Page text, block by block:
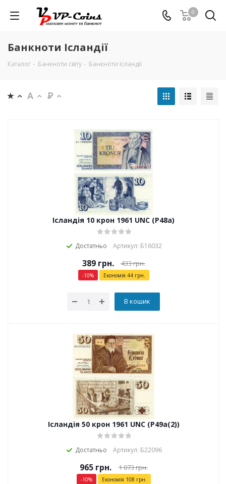
0
Банкноти Ісландії
Каталог - Банкноти світу - Банкноти Ісландії
Ісландія 10 крон 1961 UNC (P48a)
Достатньо Артикул: Б16032
389грн. 433грн.
-10% Економія 44грн.
В кошик
Ісландія 50 крон 1961 UNC (P49a(2))
Достатньо Артикул: Б22096
965грн. 1 073грн.
-10% Економія 108 грн.